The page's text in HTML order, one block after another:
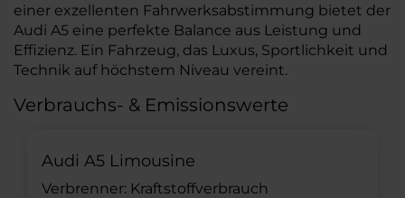
einer exzellenten Fahrwerksabstimmung bietet der
Audi A5 eine perfekte Balance aus Leistung und
Effizienz. Ein Fahrzeug, das Luxus, Sportlichkeit und
Technik auf höchstem Niveau vereint.
Verbrauchs- & Emissionswerte
Audi A5 Limousine
Verbrenner: Kraftstoffverbrauch